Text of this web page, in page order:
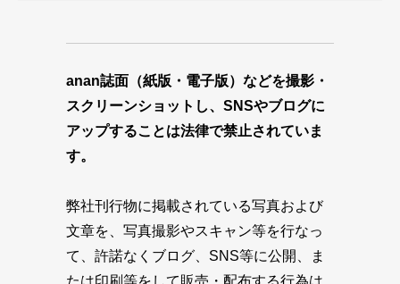
anan誌面（紙版・電子版）などを撮影・
スクリーンショットし、SNSやブログに
アップすることは法律で禁止されていま
す。
弊社刊行物に掲載されている写真および
文章を、写真撮影やスキャン等を行なっ
て、許諾なくブログ、SNS等に公開、ま